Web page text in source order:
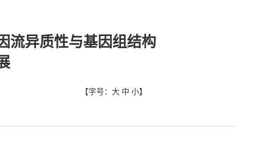
流异质性与基因组结构
【字号： 大 中 小】